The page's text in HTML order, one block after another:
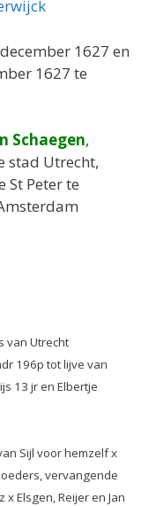
1627 en
1627 te
Schaegen,
stad Utrecht,
St Peter te
van Utrecht
196p tot lijve van
13 jr en Elbertje
Sijl voor hemzelf x
vervangende
x Elsgen, Reijer en Jan